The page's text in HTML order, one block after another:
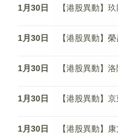
1月30日 【港股異動】
1月30日 【港股異動】
1月30日 【港股異動】
1月30日 【港股異動】
1月30日 【港股異動】